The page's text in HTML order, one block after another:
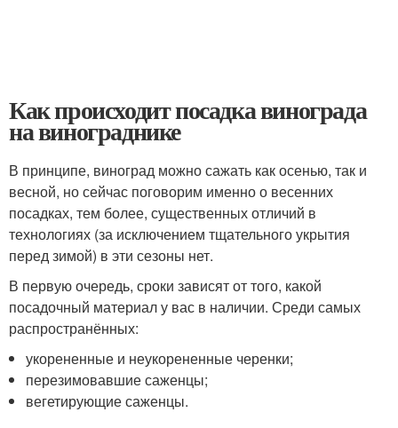
Как происходит посадка винограда
на винограднике
В принципе, виноград можно сажать как осенью, так и
весной, но сейчас поговорим именно о весенних
посадках, тем более, существенных отличий в
технологиях (за исключением тщательного укрытия
перед зимой) в эти сезоны нет.
В первую очередь, сроки зависят от того, какой
посадочный материал у вас в наличии. Среди самых
распространённых:
укорененные и неукорененные черенки;
перезимовавшие саженцы;
вегетирующие саженцы.